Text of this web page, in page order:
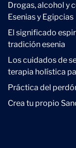
Drogas, alcohol y
Esenias y Egipcias
El significado
tradición esenia
Los cuidados de
terapia holística
Práctica del
Crea tu propio